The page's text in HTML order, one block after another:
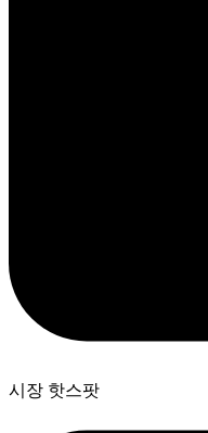
시장 핫스팟